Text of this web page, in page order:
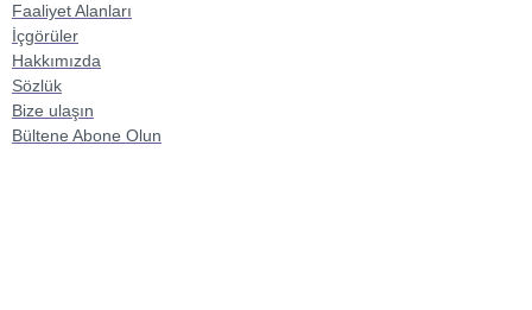
Faaliyet Alanları
İçgörüler
Hakkımızda
Sözlük
Bize ulaşın
Bültene Abone Olun